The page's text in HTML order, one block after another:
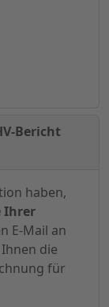
Bericht
haben,
Ihrer
E-Mail an
die
für